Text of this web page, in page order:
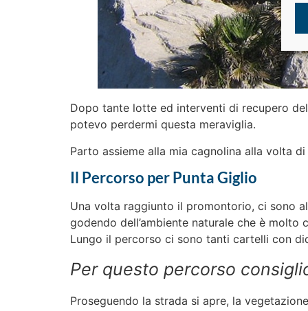
Dopo tante lotte ed interventi di recupero
potevo perdermi questa meraviglia.
Parto assieme alla mia cagnolina alla volta
Il Percorso per Punta Giglio
Una volta raggiunto il promontorio, ci sono
godendo dell’ambiente naturale che è
Lungo il percorso ci sono tanti cartelli con
Per questo percorso
Proseguendo la strada si apre, la